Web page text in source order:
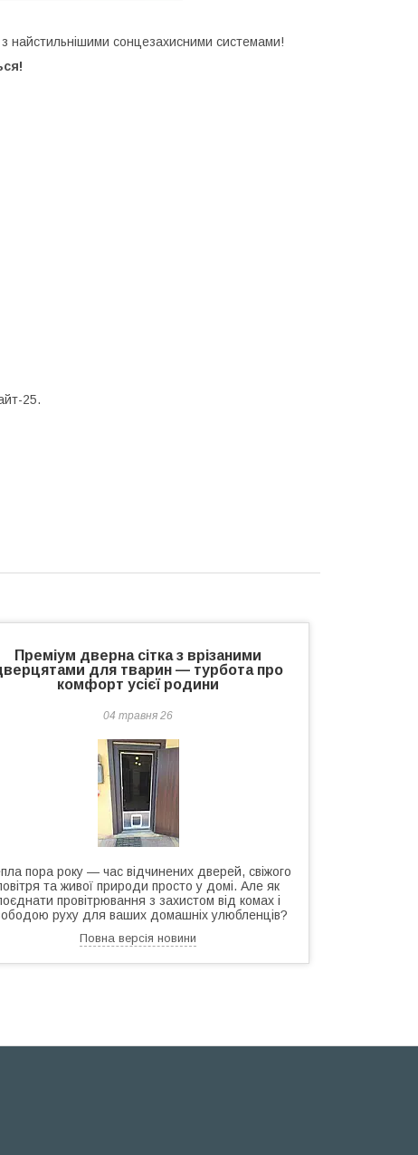
з найстильнішими сонцезахисними системами!
25.
Преміум дверна сітка з врізаними
для тварин — турбота про
комфорт усієї родини
04 травня 26
пора року — час відчинених дверей, свіжого
та живої природи просто у домі. Але як
провітрювання з захистом від комах і
руху для ваших домашніх улюбленців?
Повна версія новини